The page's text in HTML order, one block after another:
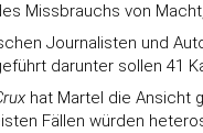
Missbrauchs von
Journalisten und
darunter sollen 41
hat Martel die Ansicht
Fällen würden